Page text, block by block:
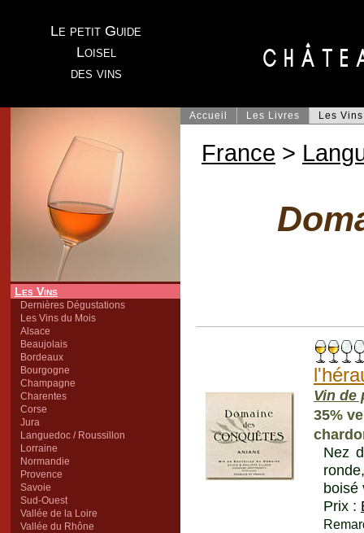
Le petit Guide
Loisel
des vins
Les Vins
Dernières Dégustations
Les Vins du Mois
Alsace
Beaujolais
Bordeaux
Bourgogne
Champagne
Charentes
Corse
Jura
Languedoc / Roussillon
Lorraine
Normandie
Provence
Savoie
Sud-Ouest
Vallée de la Loire
Vallée du Rhône
Accueil Les Livres Les Vins
France >
Vin de
35%
Nez
boisé
Prix :